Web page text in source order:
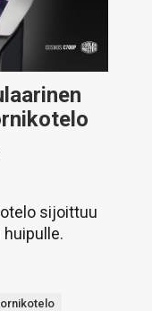
sijoittuu